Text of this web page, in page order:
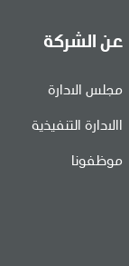
عن الشركة
مجلس الادارة
االادارة التنفيذية
موظفونا